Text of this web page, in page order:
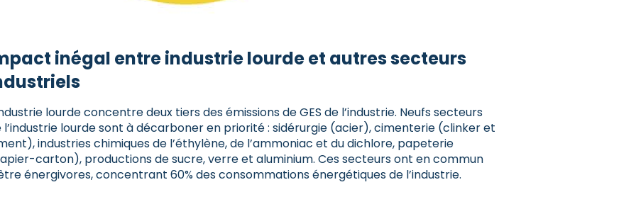
inégal entre industrie lourde et autres secteurs
lourde concentre deux tiers des émissions de GES de l’industrie. Neufs secteurs
l’industrie lourde sont à décarboner en priorité : sidérurgie (acier), cimenterie (clinker et
industries chimiques de l’éthylène, de l’ammoniac et du dichlore, papeterie
carton), productions de sucre, verre et aluminium. Ces secteurs ont en commun
énergivores, concentrant 60% des consommations énergétiques de l’industrie.